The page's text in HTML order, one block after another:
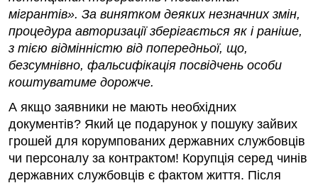
мігрантів». За ви­нятком деяких незначних змін,
процедура авторизації зберігається як і раніше,
з тією відмінністю від попередньої, що,
безсумнівно, фальсифікація посвідчень особи
коштуватиме дорожче.
А якщо заявники не мають необхідних
документів? Який це подарунок у пошуку зайвих
грошей для корумпованих державних службовців
чи персоналу за контрактом! Корупція серед чинів
державних службовців є фактом життя. Після